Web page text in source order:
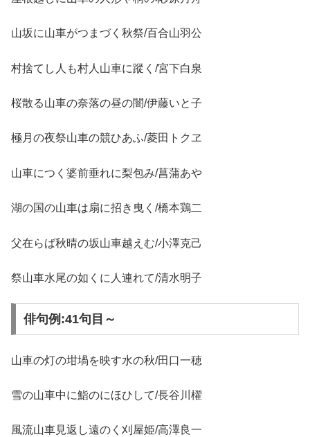
山坂に山車がつまづく秋祭/百合山羽公
村捨てし人も村人山車に蹤く/宮下白泉
桜散る山車の奈落の昼の闇/伊藤いと子
極月の夜祭山車の競ひあふ/菱田トクヱ
山車につく婆前垂れに梨包み/菖蒲あや
湖の国の山車は扇に招き曳く/橋本鶏二
父在らば秋晴の坂山車越えむ/小澤克己
祭山車水尾の如くに人連れて/清水明子
俳句例:41句目～
山車の灯の坩堝を映す水の秋/田口一穂
雪の山車中に鮨のにほひして/長谷川櫂
風流山車見返し遠のく刈屋姫/高澤良一